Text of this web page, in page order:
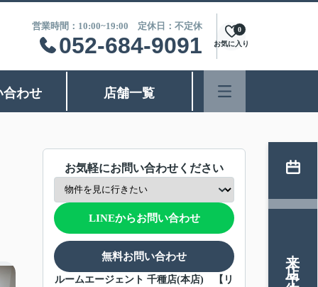
営業時間：10:00~19:00 定休日：不定休
052-684-9091 お気に入り
0
合わせ 店舗一覧
お気軽にお問い合わせください
LINEからお問い合わせ
無料お問い合わせ
ルームエージェント 千種店(本店) 【リ
来店予約